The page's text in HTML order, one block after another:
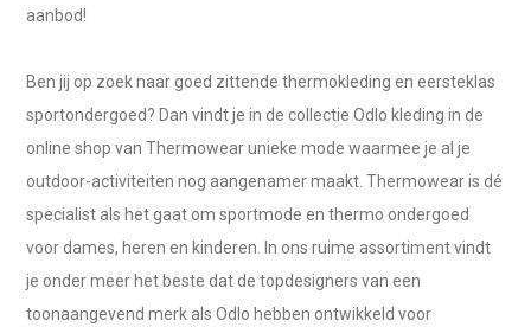
aanbod!
Ben jij op zoek naar goed zittende thermokleding en eersteklas
sportondergoed? Dan vindt je in de collectie Odlo kleding in de
online shop van Thermowear unieke mode waarmee je al je
outdoor-activiteiten nog aangenamer maakt. Thermowear is dé
specialist als het gaat om sportmode en thermo ondergoed
voor dames, heren en kinderen. In ons ruime assortiment vindt
je onder meer het beste dat de topdesigners van een
toonaangevend merk als Odlo hebben ontwikkeld voor